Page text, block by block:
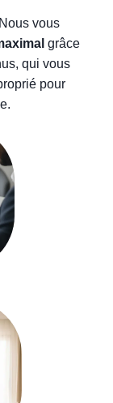
vous
grâce
qui vous
pour